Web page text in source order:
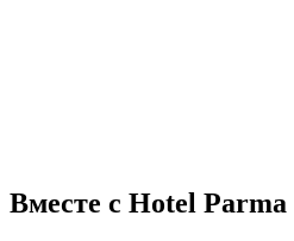
Вместе с Hotel